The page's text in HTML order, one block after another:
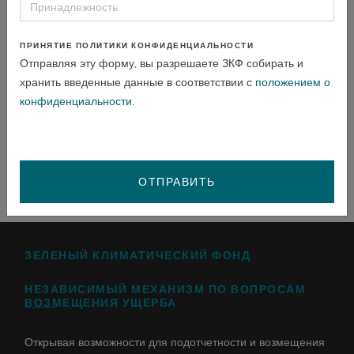
to invited participants only.
ПОДЕЛИТЬСЯ /
ЗЕЛЕНЫЙ КЛИМАТИЧЕСКИЙ ФОНД
НЕЗАВИСИМЫЙ МЕХАНИЗМ ПО ВОПРОСАМ
ВОЗМЕЩЕНИЯ УЩЕРБА
Открывая возможности для подотчетности и возмещения
ПРИНЯТИЕ ПОЛИТИКИ КОНФИДЕНЦИАЛЬНОСТИ
Отправляя эту форму, вы разрешаете ЗКФ собирать и
хранить введенные данные в соответствии с положением о
конфиденциальности.
ОТПРАВИТЬ